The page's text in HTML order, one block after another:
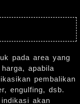
pada area yang
apabila
pembalikan
engulfing, dsb.
akan